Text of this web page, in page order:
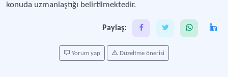
konuda uzmanlaştığı belirtilmektedir.
Paylaş:
Yorum yap Düzeltme önerisi